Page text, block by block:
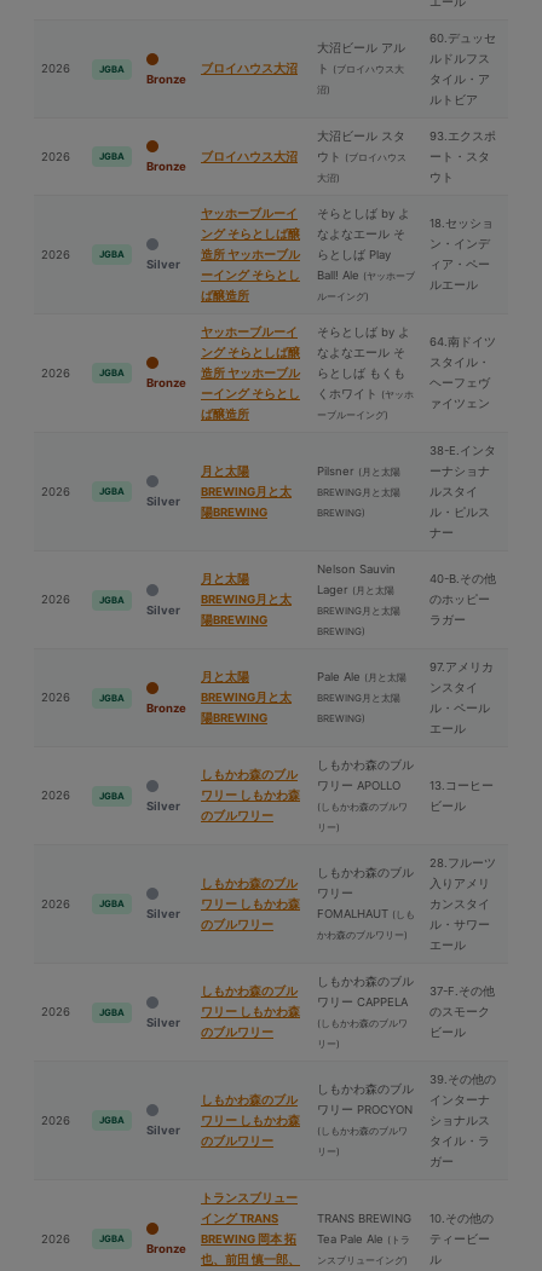
2026 JGBA
Bronze
ブロイハウス⼤沼
⼤沼ビール アル
ト (ブロイハウス⼤
沼)
60.デュッセ
ルドルフス
タイル・ア
ルトビア
2026 JGBA
Bronze
ブロイハウス⼤沼
⼤沼ビール スタ
ウト (ブロイハウス
⼤沼)
93.エクスポ
ート・スタ
ウト
2026 JGBA
Silver
ヤッホーブルーイ
ング そらとしば醸
造所 ヤッホーブル
ーイング そらとし
ば醸造所
そらとしば by よ
なよなエール そ
らとしば Play
Ball! Ale (ヤッホーブ
ルーイング)
18.セッショ
ン・インデ
ィア・ペー
ルエール
2026 JGBA
Bronze
ヤッホーブルーイ
ング そらとしば醸
造所 ヤッホーブル
ーイング そらとし
ば醸造所
そらとしば by よ
なよなエール そ
らとしば もくも
くホワイト (ヤッホ
ーブルーイング)
64.南ドイツ
スタイル・
ヘーフェヴ
ァイツェン
2026 JGBA
Silver
⽉と太陽
BREWING⽉と太
陽BREWING
Pilsner (⽉と太陽
BREWING⽉と太陽
BREWING)
38-E.インタ
ーナショナ
ルスタイ
ル・ピルス
ナー
2026 JGBA
Silver
⽉と太陽
BREWING⽉と太
陽BREWING
Nelson Sauvin
Lager (⽉と太陽
BREWING⽉と太陽
BREWING)
40-B.その他
のホッピー
ラガー
2026 JGBA
Bronze
⽉と太陽
BREWING⽉と太
陽BREWING
Pale Ale (⽉と太陽
BREWING⽉と太陽
BREWING)
97.アメリカ
ンスタイ
ル・ペール
エール
2026 JGBA
Silver
しもかわ森のブル
ワリー しもかわ森
のブルワリー
しもかわ森のブル
ワリー APOLLO
(しもかわ森のブルワ
リー)
13.コーヒー
ビール
2026 JGBA
Silver
しもかわ森のブル
ワリー しもかわ森
のブルワリー
しもかわ森のブル
ワリー
FOMALHAUT (しも
かわ森のブルワリー)
28.フルーツ
入りアメリ
カンスタイ
ル・サワー
エール
2026 JGBA
Silver
しもかわ森のブル
ワリー しもかわ森
のブルワリー
しもかわ森のブル
ワリー CAPPELA
(しもかわ森のブルワ
リー)
37-F.その他
のスモーク
ビール
2026 JGBA
Silver
しもかわ森のブル
ワリー しもかわ森
のブルワリー
しもかわ森のブル
ワリー PROCYON
(しもかわ森のブルワ
リー)
39.その他の
インターナ
ショナルス
タイル・ラ
ガー
2026 JGBA
Bronze
トランスブリュー
イング TRANS
BREWING 岡本 拓
也、前⽥ 慎一郎、
TRANS BREWING
Tea Pale Ale (トラ
ンスブリューイング)
10.その他の
ティービー
ル